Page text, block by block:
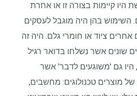
קיימות בצורה זו או אחרת
בהן היה מוגבל לעסקים
ציוד או חומרי גלם. היה זה
אשר נשלחו בדואר רגיל
גם 'משוגעים לדבר' אשר
מוצרים טכנולוגים: מחשבים,